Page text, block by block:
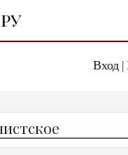
Вход|